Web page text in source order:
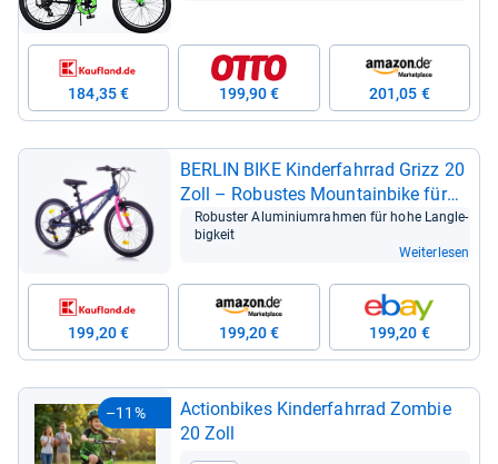
184,35 € 199,90 € 201,05 €
BER­LIN BIKE Kin­der­fahr­rad Grizz 20
Zoll – Robus­tes Moun­tain­bike für
Kin­der
Robus­ter Alu­mi­ni­um­rah­men für hohe Lang­le­
big­keit
Weiterlesen
199,20 € 199,20 € 199,20 €
–11%
Acti­on­bikes Kin­der­fahr­rad Zom­bie
20 Zoll